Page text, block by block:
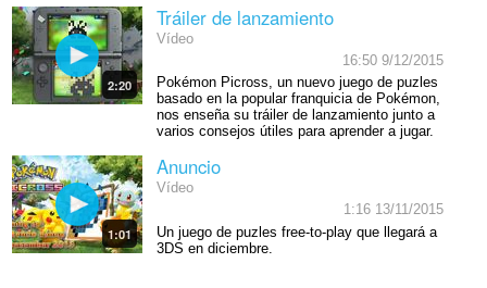
2:20
Tráiler de lanzamiento
Vídeo
16:50 9/12/2015
Pokémon Picross, un nuevo juego de puzles
basado en la popular franquicia de Pokémon,
nos enseña su tráiler de lanzamiento junto a
varios consejos útiles para aprender a jugar.
1:01
Anuncio
Vídeo
1:16 13/11/2015
Un juego de puzles free-to-play que llegará a
3DS en diciembre.